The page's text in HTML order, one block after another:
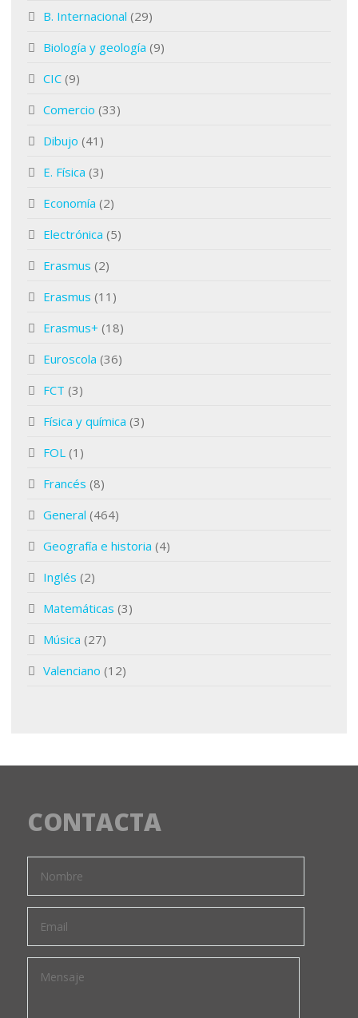
B. Internacional (29)
Biología y geología (9)
CIC (9)
Comercio (33)
Dibujo (41)
E. Física (3)
Economía (2)
Electrónica (5)
Erasmus (2)
Erasmus (11)
Erasmus+ (18)
Euroscola (36)
FCT (3)
Física y química (3)
FOL (1)
Francés (8)
General (464)
Geografía e historia (4)
Inglés (2)
Matemáticas (3)
Música (27)
Valenciano (12)
CONTACTA